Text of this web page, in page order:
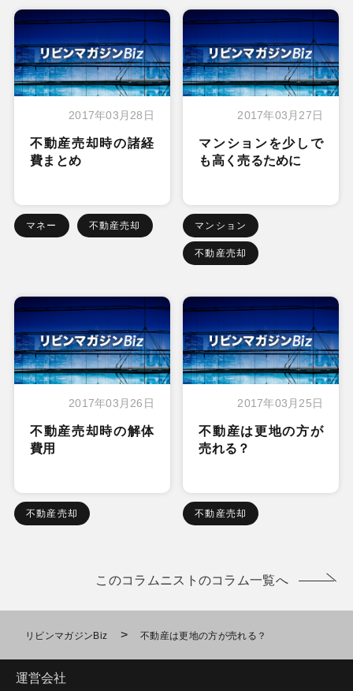
2017年03月28日
不動産売却時の諸経
費まとめ
マネー 不動産売却
2017年03月27日
マンションを少しで
も高く売るために
マンション
不動産売却
2017年03月26日
不動産売却時の解体
費用
不動産売却
2017年03月25日
不動産は更地の方が
売れる？
不動産売却
このコラムニストのコラム一覧へ
リビンマガジンBiz > 不動産は更地の方が売れる？
運営会社